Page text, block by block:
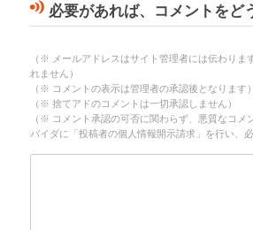
必要があれば、コメントをど
（※ メールアドレスはサイト管理者には伝わりま
れません）
（※ コメントの表示は管理者の承認後となります）
（※ 捨てアドのコメントは一切承認しません）
（※ コメント承認の可否に関わらず、悪質なコメ
バイダに「投稿者の個人情報開示請求」を行い、